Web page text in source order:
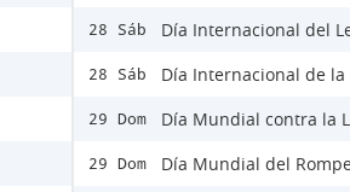
28 Sáb Día Internacional del
28 Sáb Día Internacional de la
29 Dom Día Mundial contra la
29 Dom Día Mundial del